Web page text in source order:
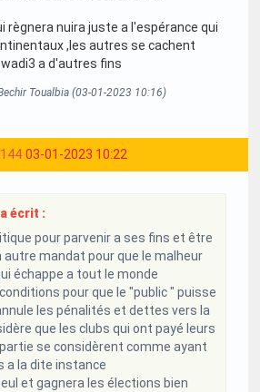
règnera nuira juste a l'espérance qui
,les autres se cachent
a d'autres fins
Toualbia (03-01-2023 10:16)
03-01-2023 10:22
écrit :
pour parvenir a ses fins et être
autre mandat pour que le malheur
échappe a tout le monde
pour que le "public " puisse
les pénalités et dettes vers la
que les clubs qui ont payé leurs
se considèrent comme ayant
a la dite instance
et gagnera les élections bien